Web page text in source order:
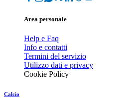
Area personale
Help e Faq
Info e contatti
Termini del servizio
Utilizzo dati e privacy
Cookie Policy
Calcio